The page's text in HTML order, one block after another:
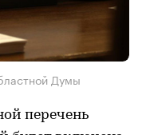
Думы
перечень